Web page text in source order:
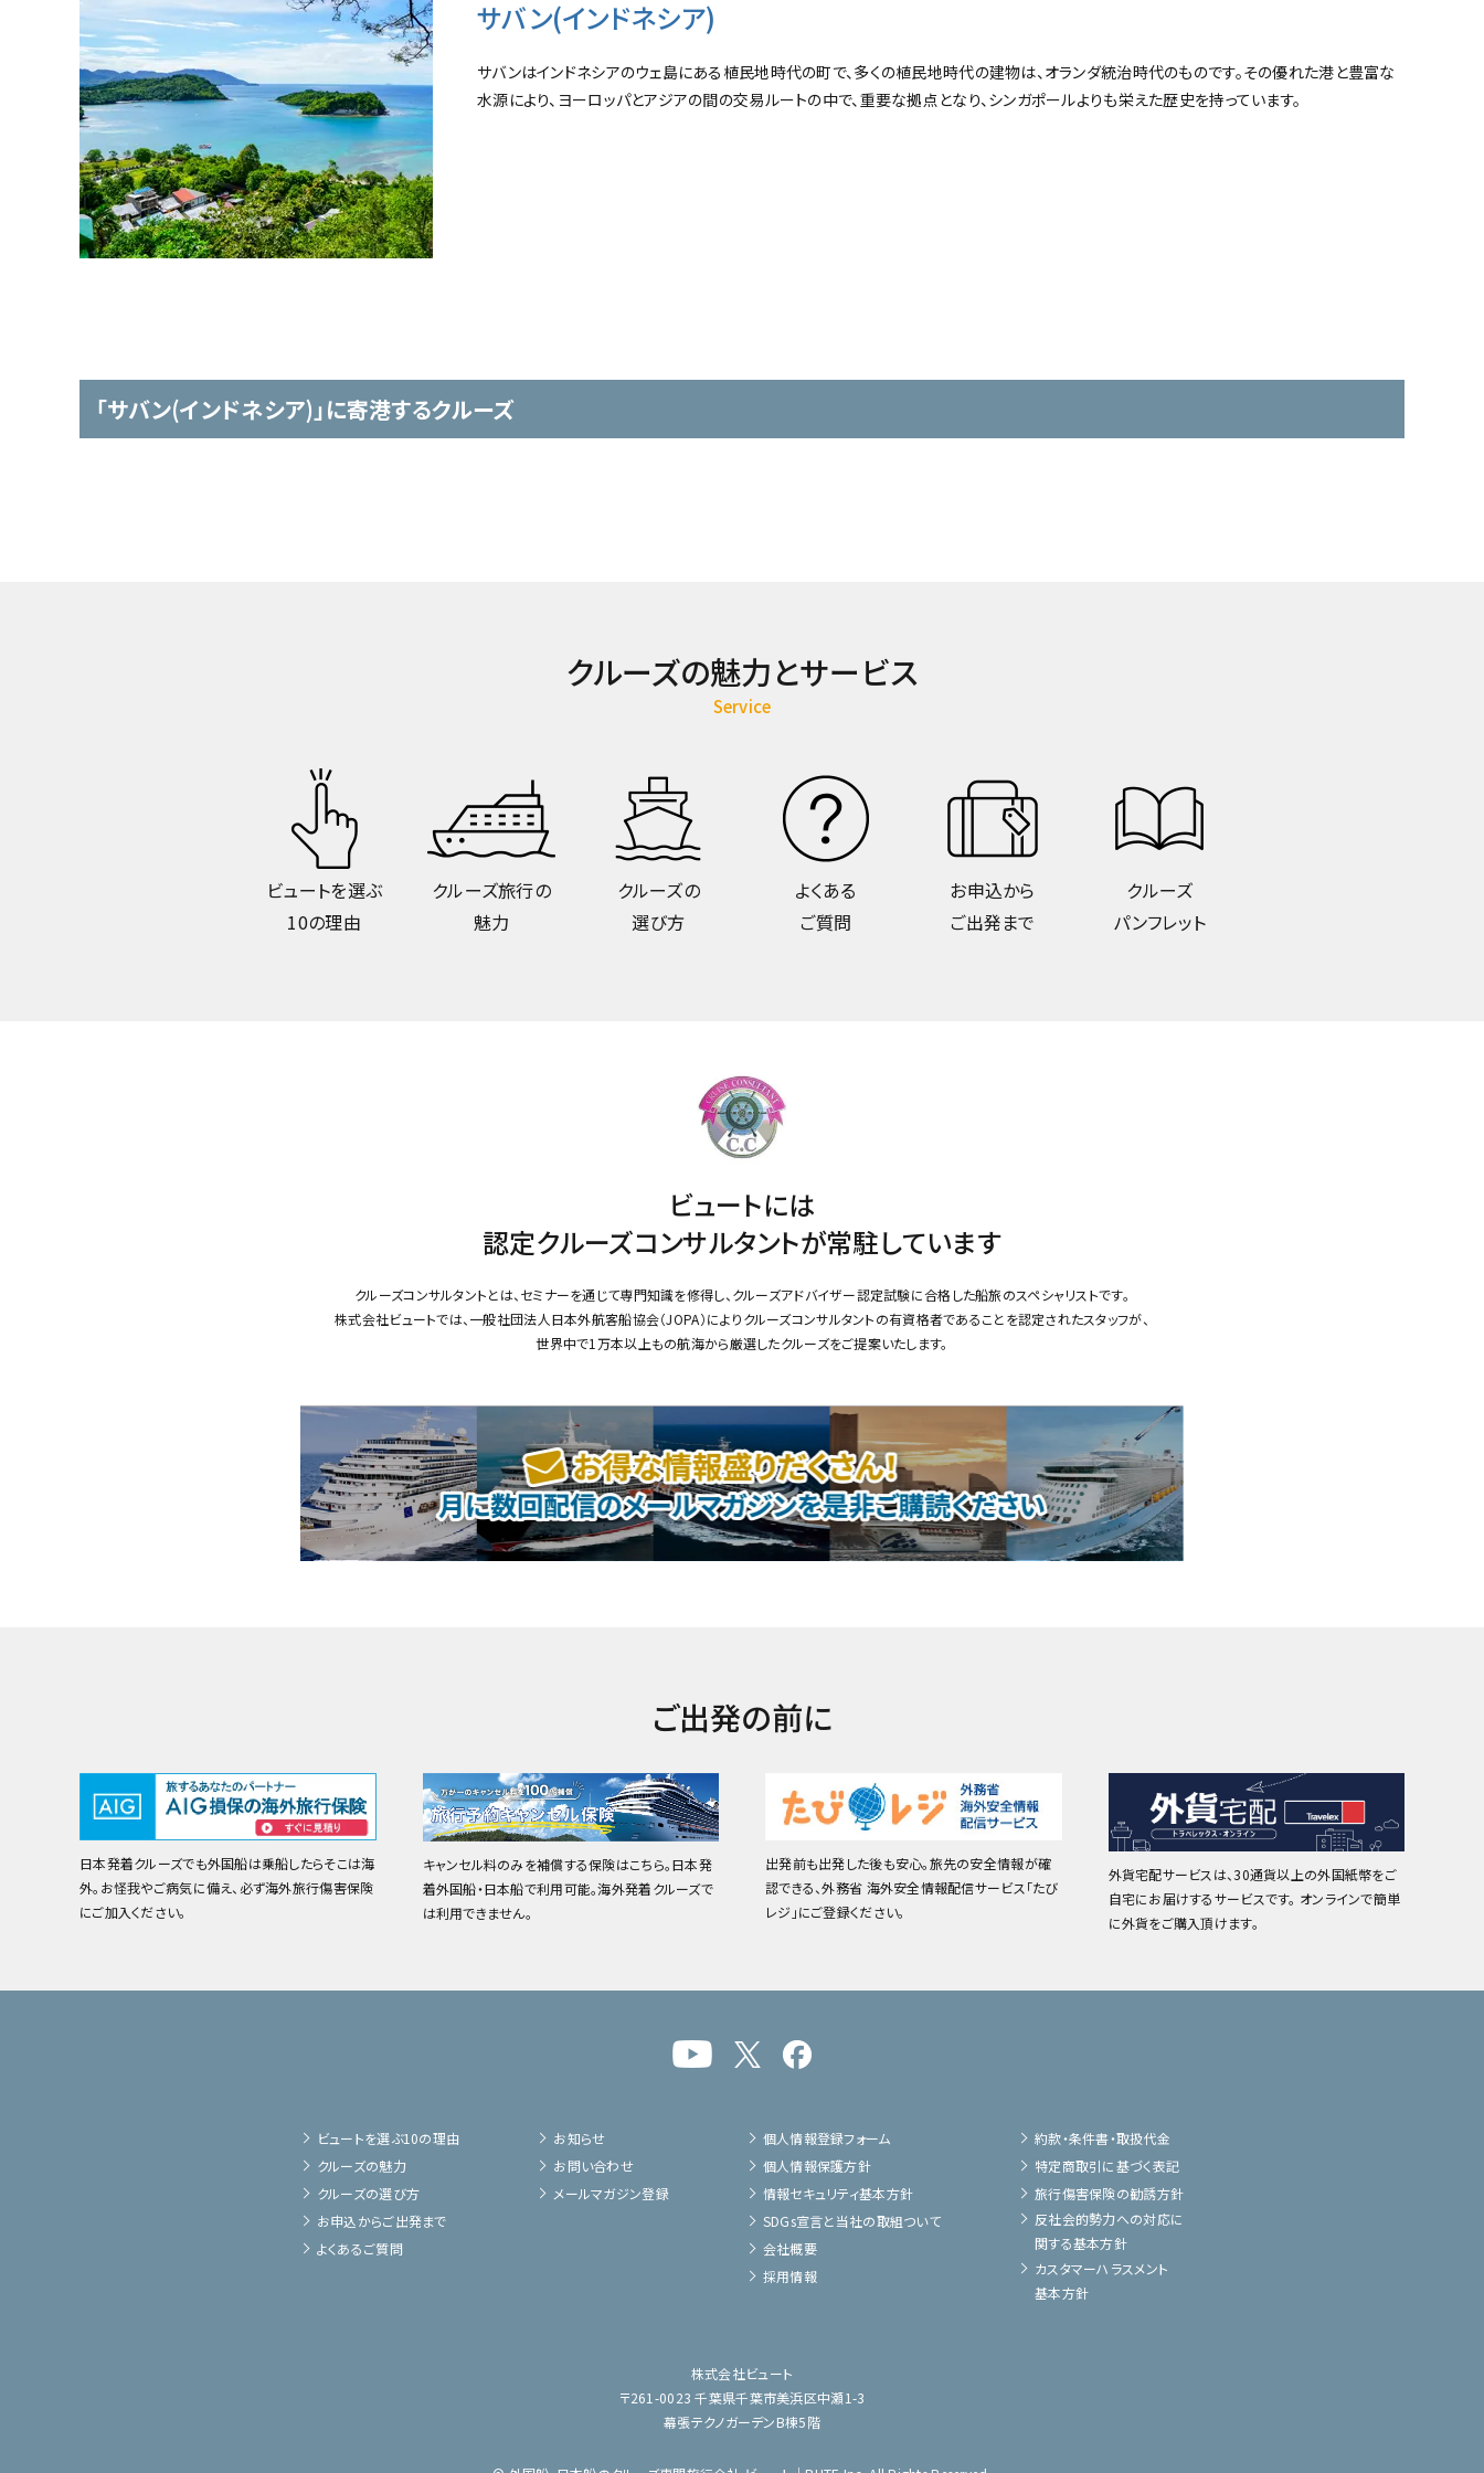
サバン(インドネシア)
サバンはインドネシアのウェ島にある植民地時代の町で、多くの植民地時代の建物は、オランダ統治時代のものです。その優れた港と豊富な
水源により、ヨーロッパとアジアの間の交易ルートの中で、重要な拠点となり、シンガポールよりも栄えた歴史を持っています。
「サバン(インドネシア)」に寄港するクルーズ
クルーズの魅力とサービス
Service
ビュートを選ぶ
10の理由
クルーズ旅行の
魅力
クルーズの
選び方
よくある
ご質問
お申込から
ご出発まで
クルーズ
パンフレット
ビュートには
認定クルーズコンサルタントが常駐しています
クルーズコンサルタントとは、セミナーを通じて専門知識を修得し、クルーズアドバイザー認定試験に合格した船旅のスペシャリストです。
株式会社ビュートでは、一般社団法人日本外航客船協会（JOPA）によりクルーズコンサルタントの有資格者であることを認定されたスタッフが、
世界中で1万本以上もの航海から厳選したクルーズをご提案いたします。
ご出発の前に
日本発着クルーズでも外国船は乗船したらそこは海
外。お怪我やご病気に備え、必ず海外旅行傷害保険
にご加入ください。
キャンセル料のみを補償する保険はこちら。日本発
着外国船・日本船で利用可能。海外発着クルーズで
は利用できません。
出発前も出発した後も安心。旅先の安全情報が確
認できる、外務省 海外安全情報配信サービス「たび
レジ」にご登録ください。
外貨宅配サービスは、30通貨以上の外国紙幣をご
自宅にお届けするサービスです。 オンラインで簡単
に外貨をご購入頂けます。
ビュートを選ぶ10の理由
クルーズの魅力
クルーズの選び方
お申込からご出発まで
よくあるご質問
お知らせ
お問い合わせ
メールマガジン登録
個人情報登録フォーム
個人情報保護方針
情報セキュリティ基本方針
SDGs宣言と当社の取組ついて
会社概要
採用情報
約款・条件書・取扱代金
特定商取引に基づく表記
旅行傷害保険の勧誘方針
反社会的勢力への対応に
関する基本方針
カスタマーハラスメント
基本方針
株式会社ビュート
〒261-0023 千葉県千葉市美浜区中瀬1-3
幕張テクノガーデンB棟5階